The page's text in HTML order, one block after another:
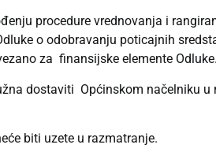
procedure vrednovanja i
o odobravanju poticajnih
za finansijske elemente Odluke.
dostaviti Općinskom načelniku
biti uzete u razmatranje.